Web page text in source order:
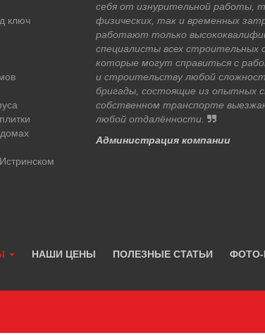
ключ
себя от изнурительной работы,
физических, так и временных
работают только
специалисты всех строительных
которые могут справиться с
и строительству любой
бригады, состоящие из опытных
собственном транспорте
любой отдалённости.
Администрация компании
НАШИ ЦЕНЫ ПОЛЕЗНЫЕ СТАТЬИ